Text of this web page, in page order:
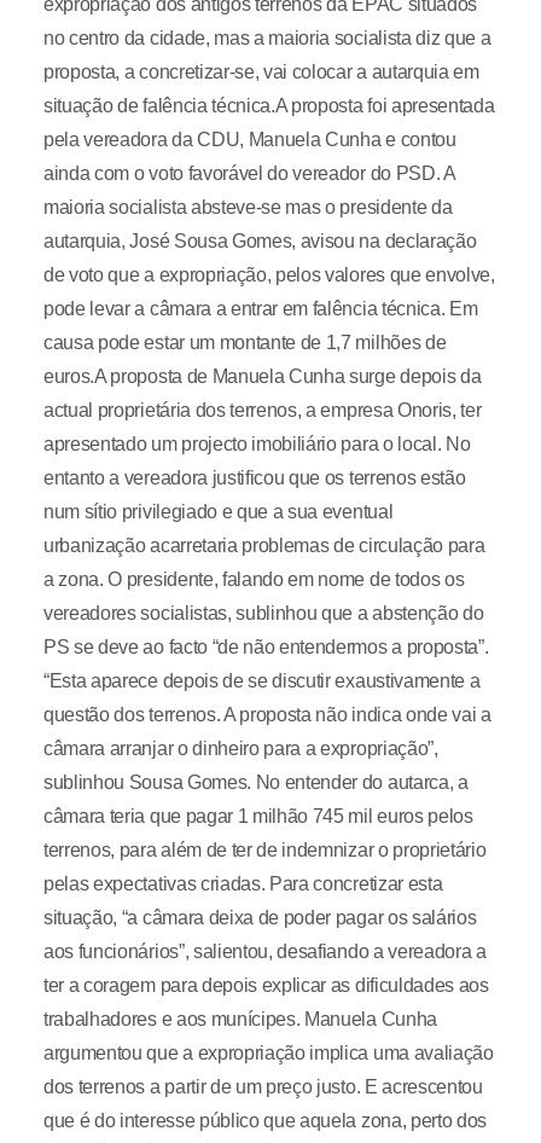
expropriação dos antigos terrenos da EPAC situados
no centro da cidade, mas a maioria socialista diz que a
proposta, a concretizar-se, vai colocar a autarquia em
situação de falência técnica.A proposta foi apresentada
pela vereadora da CDU, Manuela Cunha e contou
ainda com o voto favorável do vereador do PSD. A
maioria socialista absteve-se mas o presidente da
autarquia, José Sousa Gomes, avisou na declaração
de voto que a expropriação, pelos valores que envolve,
pode levar a câmara a entrar em falência técnica. Em
causa pode estar um montante de 1,7 milhões de
euros.A proposta de Manuela Cunha surge depois da
actual proprietária dos terrenos, a empresa Onoris, ter
apresentado um projecto imobiliário para o local. No
entanto a vereadora justificou que os terrenos estão
num sítio privilegiado e que a sua eventual
urbanização acarretaria problemas de circulação para
a zona. O presidente, falando em nome de todos os
vereadores socialistas, sublinhou que a abstenção do
PS se deve ao facto “de não entendermos a proposta”.
“Esta aparece depois de se discutir exaustivamente a
questão dos terrenos. A proposta não indica onde vai a
câmara arranjar o dinheiro para a expropriação”,
sublinhou Sousa Gomes. No entender do autarca, a
câmara teria que pagar 1 milhão 745 mil euros pelos
terrenos, para além de ter de indemnizar o proprietário
pelas expectativas criadas. Para concretizar esta
situação, “a câmara deixa de poder pagar os salários
aos funcionários”, salientou, desafiando a vereadora a
ter a coragem para depois explicar as dificuldades aos
trabalhadores e aos munícipes. Manuela Cunha
argumentou que a expropriação implica uma avaliação
dos terrenos a partir de um preço justo. E acrescentou
que é do interesse público que aquela zona, perto dos